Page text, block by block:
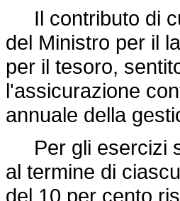
Il contributo di
del Ministro per il
per il tesoro,
l'assicurazione
annuale della
Per gli esercizi
al termine di
del 10 per cento